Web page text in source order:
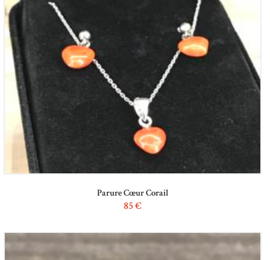
Parure Cœur Corail
85€